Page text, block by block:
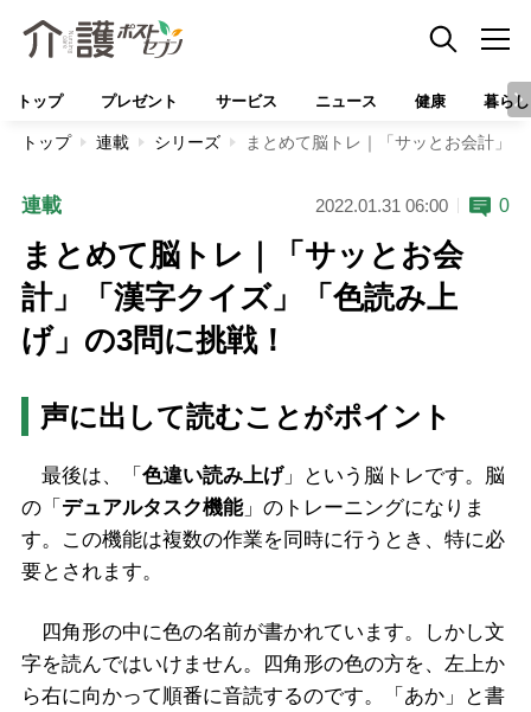
トップ プレゼント サービス ニュース 健康 暮らし
トップ 連載 シリーズ まとめて脳トレ｜「サッとお会計」
連載 2022.01.31 06:00 0
まとめて脳トレ｜「サッとお会
計」「漢字クイズ」「色読み上
げ」の3問に挑戦！
声に出して読むことがポイント
最後は、「 色違い読み上げ」という脳トレです。脳
の「 デュアルタスク機能」のトレーニングになりま
す。この機能は複数の作業を同時に行うとき、特に必
要とされます。
四角形の中に色の名前が書かれています。しかし文
字を読んではいけません。四角形の色の方を、左上か
ら右に向かって順番に音読するのです。「あか」と書